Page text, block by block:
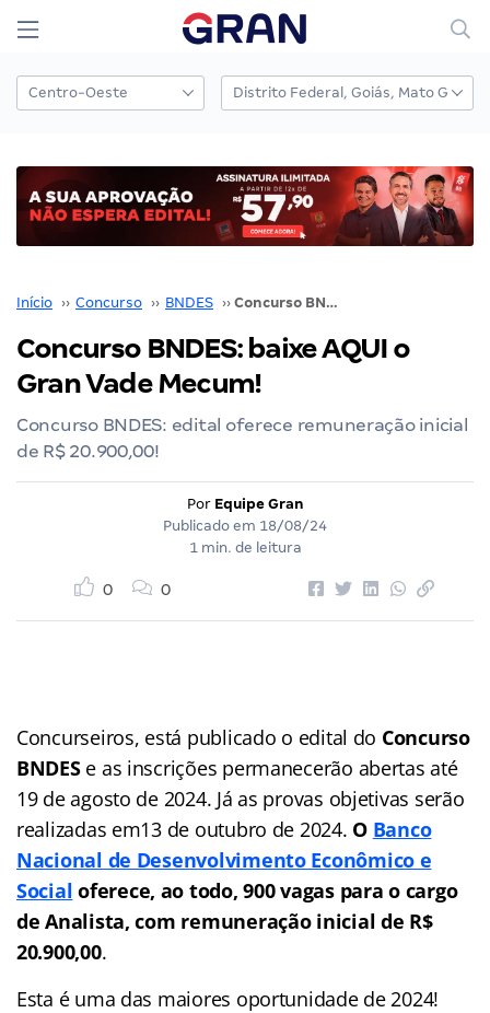
Início ›› Concurso ›› BNDES ›› Concurso BNDES: baixe AQUI o Gran Vade Mecum!
Concurso BNDES: baixe AQUI o
Gran Vade Mecum!
Concurso BNDES: edital oferece remuneração inicial
de R$ 20.900,00!
Por Equipe Gran
Publicado em 18/08/24
1 min. de leitura
0 0
Concurseiros, está publicado o edital do Concurso
BNDESe as inscrições permanecerão abertas até
19 de agosto de 2024. Já as provas objetivas serão
realizadas em13 de outubro de 2024. O Banco
Nacional de Desenvolvimento Econômico e
Social oferece, ao todo, 900 vagas para o cargo
de Analista, com remuneração inicial de R$
20.900,00.
Esta é uma das maiores oportunidade de 2024!